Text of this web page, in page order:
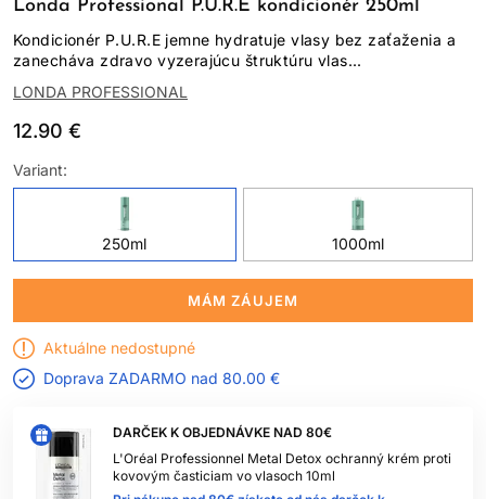
Londa Professional P.U.R.E kondicionér 250ml
Kondicionér P.U.R.E jemne hydratuje vlasy bez zaťaženia a
zanecháva zdravo vyzerajúcu štruktúru vlas...
LONDA PROFESSIONAL
12.90 €
DARČEK K OBJEDNÁVKE NAD 80€
L'Oréal Professionnel Metal Detox ochranný krém proti
kovovým časticiam vo vlasoch 10ml
Variant:
250ml 1000ml
MÁM ZÁUJEM
Aktuálne nedostupné
Doprava ZADARMO nad 80.00 €